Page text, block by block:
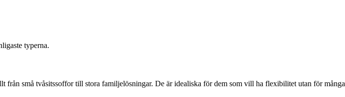
typerna.
från små tvåsitssoffor till stora familjelösningar. De är idealiska för dem som vill ha flexibilitet utan för många